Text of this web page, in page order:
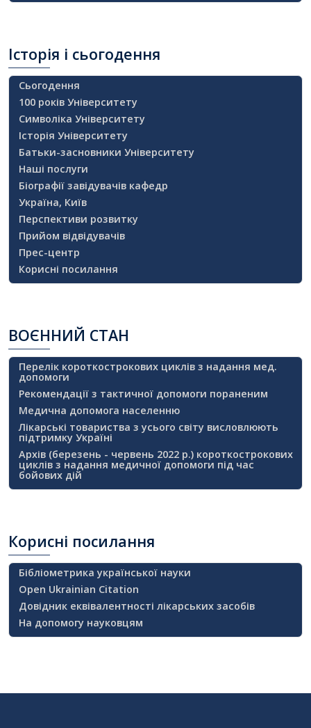
Історія і сьогодення
Сьогодення
100 років Університету
Символіка Університету
Історія Університету
Батьки-засновники Університету
Наші послуги
Біографії завідувачів кафедр
Україна, Київ
Перспективи розвитку
Прийом відвідувачів
Прес-центр
Корисні посилання
ВОЄННИЙ СТАН
Перелік короткострокових циклів з надання мед.
допомоги
Рекомендації з тактичної допомоги пораненим
Медична допомога населенню
Лікарські товариства з усього світу висловлюють
підтримку Україні
Архів (березень - червень 2022 р.) короткострокових
циклів з надання медичної допомоги під час
бойових дій
Корисні посилання
Бібліометрика української науки
Open Ukrainian Citation
Довідник еквівалентності лікарських засобів
На допомогу науковцям